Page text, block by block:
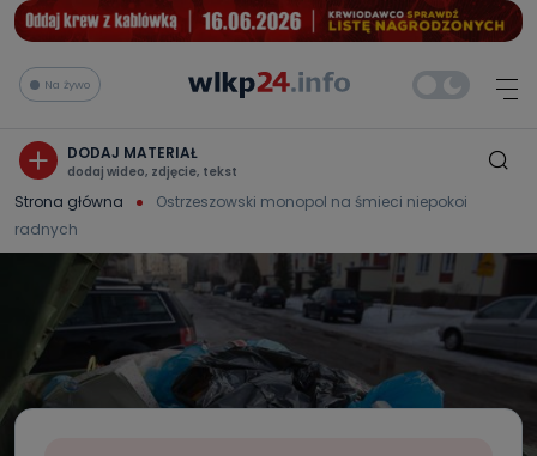
Na żywo
DODAJ MATERIAŁ
dodaj wideo, zdjęcie, tekst
Strona główna
Ostrzeszowski monopol na śmieci niepokoi
radnych